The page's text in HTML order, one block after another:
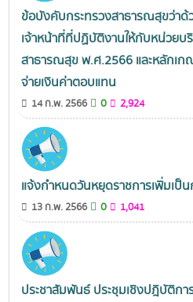
ข้อบังคับกระทรวงสาธารณสุขว่าด้
เจ้าหน้าที่ที่ปฏิบัติงานให้กับหน่วยบ
สาธารณสุข พ.ศ.2566 และหลักเก
จ่ายเงินค่าตอบแทน
14 ก.พ. 2566 0 2,924
แจ้งกำหนดวันหยุดราชการเพิ่มเป็
13 ก.พ. 2566 0 1,041
ประชาสัมพันธ์ ประชุมเชิงปฎิบัติก